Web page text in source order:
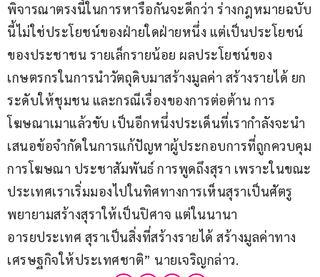
พิจารณาตรงนี้ในการหารือกันจะดีกว่า ร่างกฎหมายฉบับ
นี้ไม่ใช่ประโยชน์ของฝ่ายใดฝ่ายหนึ่ง แต่เป็นประโยชน์
ของประชาชน รายเล็กรายน้อย ผลประโยชน์ของ
เกษตรกรในการนำวัตถุดิบมาสร้างมูลค่า สร้างรายได้ ยก
ระดับให้ชุมชน และกรณีเรื่องของการต่อต้าน การ
โฆษณาเมาแล้วขับ เป็นอีกหนึ่งประเด็นที่เรากำลังจะนำ
เสนอข้อจำกัดในการแก้ปัญหาผู้ประกอบการที่ถูกควบคุม
การโฆษณา ประชาสัมพันธ์ การพูดถึงสุรา เพราะในขณะ
ประเทศเราเริ่มมองไปในทิศทางการเห็นสุราเป็นศัตรู
พยายามสร้างสุราให้เป็นปิศาจ แต่ในนานา
อารยประเทศ สุราเป็นสิ่งที่สร้างรายได้ สร้างมูลค่าทาง
เศรษฐกิจให้ประเทศชาติ” นายเจริญกล่าว.